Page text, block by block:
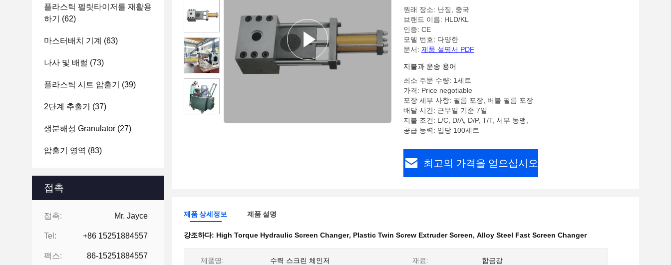
플라스틱 펠릿타이저를 재활용
하기
(62)
마스터배치 기계 (63)
나사 및 배럴 (73)
플라스틱 시트 압출기 (39)
2단계 추출기 (37)
생분해성 Granulator (27)
압출기 영역 (83)
접촉
접촉: Mr. Jayce
Tel: +86 15251884557
팩스: 86-15251884557
원래 장소: 난징, 중국
브랜드 이름: HLD/KL
인증: CE
모델 번호: 다양한
문서: 제품 설명서 PDF
지불과 운송 용어
최소 주문 수량: 1세트
가격: Price negotiable
포장 세부 사항: 필름 포장, 버블 필름 포장
배달 시간: 근무일 기준 7일
지불 조건: L/C, D/A, D/P, T/T, 서부 동맹,
공급 능력: 입당 100세트
최고의 가격을 얻으십시오
제품 상세정보 제품 설명
강조하다: High Torque Hydraulic Screen Changer, Plastic Twin Screw Extruder Screen, Alloy Steel Fast Screen Changer
제품명: 수력 스크린 체인저 재료: 합금강